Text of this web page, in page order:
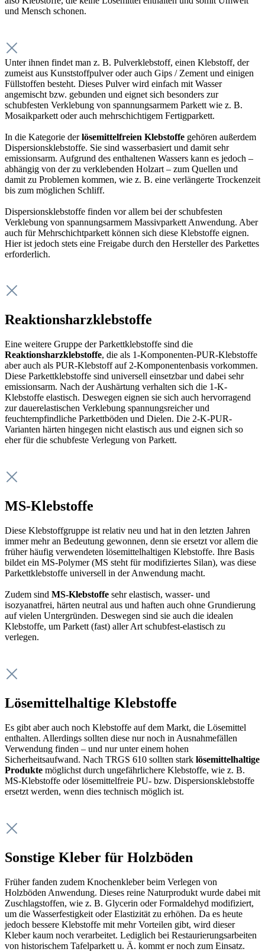
und Mensch schonen.
Unter ihnen findet man z. B. Pulverklebstoff, einen Klebstoff, der
zumeist aus Kunststoffpulver oder auch Gips / Zement und einigen
Füllstoffen besteht. Dieses Pulver wird einfach mit Wasser
angemischt bzw. gebunden und eignet sich besonders zur
schubfesten Verklebung von spannungsarmem Parkett wie z. B.
Mosaikparkett oder auch mehrschichtigem Fertigparkett.
In die Kategorie derlösemittelfreien Klebstoffe gehören außerdem
Dispersionsklebstoffe. Sie sind wasserbasiert und damit sehr
emissionsarm. Aufgrund des enthaltenen Wassers kann es jedoch –
abhängig von der zu verklebenden Holzart – zum Quellen und
damit zu Problemen kommen, wie z. B. eine verlängerte Trockenzeit
bis zum möglichen Schliff.
Dispersionsklebstoffe finden vor allem bei der schubfesten
Verklebung von spannungsarmem Massivparkett Anwendung. Aber
auch für Mehrschichtparkett können sich diese Klebstoffe eignen.
Hier ist jedoch stets eine Freigabe durch den Hersteller des Parkettes
erforderlich.
Reaktionsharzklebstoffe
Eine weitere Gruppe der Parkettklebstoffe sind die
Reaktionsharzklebstoffe, die als 1-Komponenten-PUR-Klebstoffe
aber auch als PUR-Klebstoff auf 2-Komponentenbasis vorkommen.
Diese Parkettklebstoffe sind universell einsetzbar und dabei sehr
emissionsarm. Nach der Aushärtung verhalten sich die 1-K-
Klebstoffe elastisch. Deswegen eignen sie sich auch hervorragend
zur dauerelastischen Verklebung spannungsreicher und
feuchtempfindliche Parkettböden und Dielen. Die 2-K-PUR-
Varianten härten hingegen nicht elastisch aus und eignen sich so
eher für die schubfeste Verlegung von Parkett.
MS-Klebstoffe
Diese Klebstoffgruppe ist relativ neu und hat in den letzten Jahren
immer mehr an Bedeutung gewonnen, denn sie ersetzt vor allem die
früher häufig verwendeten lösemittelhaltigen Klebstoffe. Ihre Basis
bildet ein MS-Polymer (MS steht für modifiziertes Silan), was diese
Parkettklebstoffe universell in der Anwendung macht.
Zudem sind MS-Klebstoffe sehr elastisch, wasser- und
isozyanatfrei, härten neutral aus und haften auch ohne Grundierung
auf vielen Untergründen. Deswegen sind sie auch die idealen
Klebstoffe, um Parkett (fast) aller Art schubfest-elastisch zu
verlegen.
Lösemittelhaltige Klebstoffe
Es gibt aber auch noch Klebstoffe auf dem Markt, die Lösemittel
enthalten. Allerdings sollten diese nur noch in Ausnahmefällen
Verwendung finden – und nur unter einem hohen
Sicherheitsaufwand. Nach TRGS 610 sollten stark lösemittelhaltige
Produkte möglichst durch ungefährlichere Klebstoffe, wie z. B.
MS-Klebstoffe oder lösemittelfreie PU- bzw. Dispersionsklebstoffe
ersetzt werden, wenn dies technisch möglich ist.
Sonstige Kleber für Holzböden
Früher fanden zudem Knochenkleber beim Verlegen von
Holzböden Anwendung. Dieses reine Naturprodukt wurde dabei mit
Zuschlagstoffen, wie z. B. Glycerin oder Formaldehyd modifiziert,
um die Wasserfestigkeit oder Elastizität zu erhöhen. Da es heute
jedoch bessere Klebstoffe mit mehr Vorteilen gibt, wird dieser
Kleber kaum noch verarbeitet. Lediglich bei Restaurierungsarbeiten
von historischem Tafelparkett u. Ä. kommt er noch zum Einsatz.